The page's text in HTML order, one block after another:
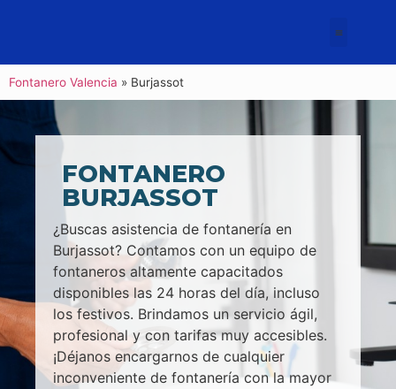
Fontanero Valencia » Burjassot
FONTANERO
BURJASSOT
¿Buscas asistencia de fontanería en
Burjassot? Contamos con un equipo de
fontaneros altamente capacitados
disponibles las 24 horas del día, incluso
los festivos. Brindamos un servicio ágil,
profesional y con tarifas muy accesibles.
¡Déjanos encargarnos de cualquier
inconveniente de fontanería con la mayor